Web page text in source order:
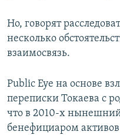
Но, говорят
несколько
взаимосвязь.
Public Eye на основе
переписки Токаева с
что в 2010-х
бенефициаром